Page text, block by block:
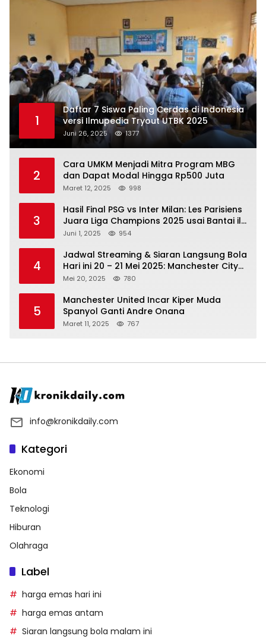
1
Daftar 7 Siswa Paling Cerdas di Indonesia
versi Ilmupedia Tryout UTBK 2025
Juni 26, 2025 1377
2
Cara UMKM Menjadi Mitra Program MBG
dan Dapat Modal Hingga Rp500 Juta
Maret 12, 2025 998
3
Hasil Final PSG vs Inter Milan: Les Parisiens
Juara Liga Champions 2025 usai Bantai il
Nerazzurri
Juni 1, 2025 954
4
Jadwal Streaming & Siaran Langsung Bola
Hari ini 20 – 21 Mei 2025: Manchester City
vs Bournemouth
Mei 20, 2025 780
5
Manchester United Incar Kiper Muda
Spanyol Ganti Andre Onana
Maret 11, 2025 767
info@kronikdaily.com
Kategori
Ekonomi
Bola
Teknologi
Hiburan
Olahraga
Label
harga emas hari ini
harga emas antam
Siaran langsung bola malam ini